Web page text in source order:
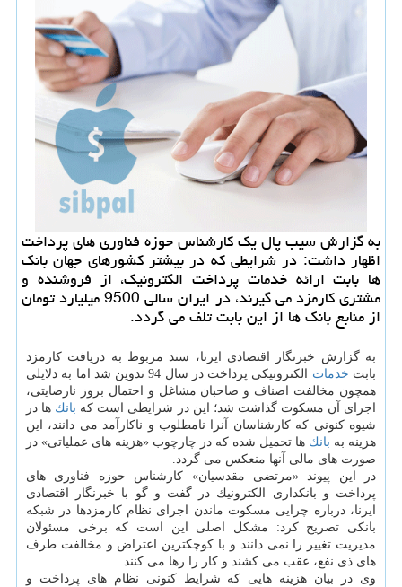
به گزارش سیب پال یك كارشناس حوزه فناوری های پرداخت
اظهار داشت: در شرایطی كه در بیشتر كشورهای جهان بانك
ها بابت ارائه خدمات پرداخت الكترونیك، از فروشنده و
مشتری كارمزد می گیرند، در ایران سالی 9500 میلیارد تومان
از منابع بانك ها از این بابت تلف می گردد.
به گزارش خبرنگار اقتصادی ایرنا، سند مربوط به دریافت كارمزد
بابت خدمات
الكترونیكی پرداخت در سال 94 تدوین شد اما به دلایلی
همچون مخالفت اصناف و صاحبان مشاغل و احتمال بروز نارضایتی،
اجرای آن مسكوت گذاشت شد؛ این در شرایطی است كه بانك ها در
شیوه كنونی كه كارشناسان آنرا نامطلوب و ناكارآمد می دانند، این
هزینه به بانك ها تحمیل شده كه در چارچوب «هزینه های عملیاتی» در
صورت های مالی آنها منعكس می گردد.
در این پیوند «مرتضی مقدسیان» كارشناس حوزه فناوری های
پرداخت و بانكداری الكترونیك در گفت و گو با خبرنگار اقتصادی
ایرنا، درباره چرایی مسكوت ماندن اجرای نظام كارمزدها در شبكه
بانكی تصریح كرد: مشكل اصلی این است كه برخی مسئولان
مدیریت تغییر را نمی دانند و با كوچكترین اعتراض و مخالفت طرف
های ذی نفع، عقب می كشند و كار را رها می كنند.
وی در بیان هزینه هایی كه شرایط كنونی نظام های پرداخت و